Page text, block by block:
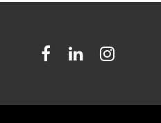
Facebook
LinkedIn